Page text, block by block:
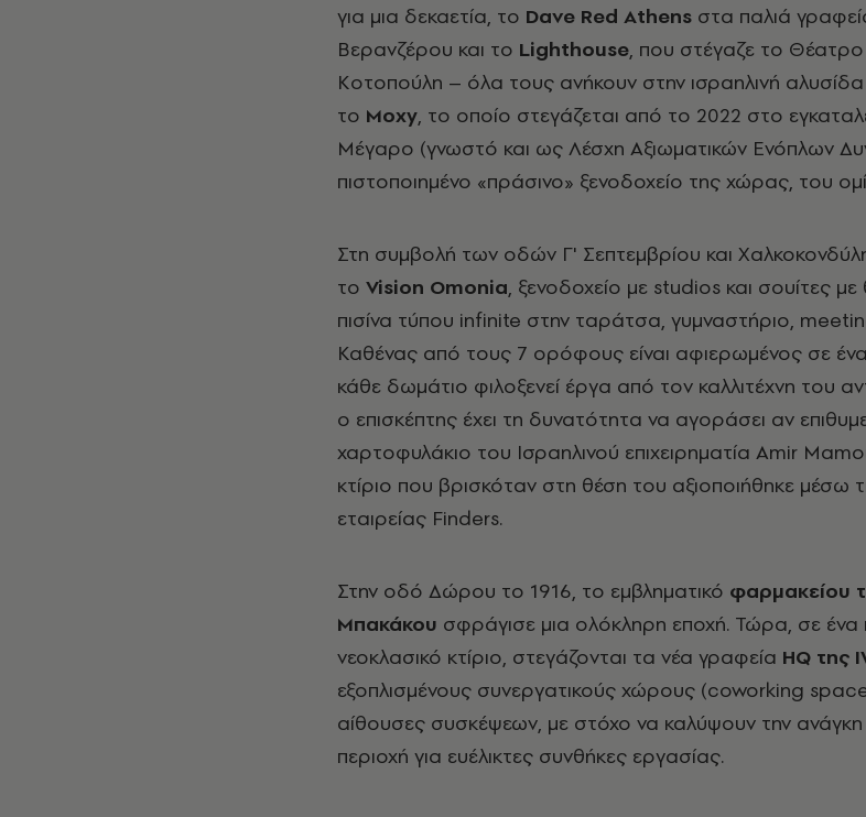
για μια δεκαετία, το Dave Red Athens στα παλιά
Βερανζέρου και το Lighthouse, που στέγαζε το
Κοτοπούλη – όλα τους ανήκουν στην ισραηλινή
το Moxy, το οποίο στεγάζεται από το 2022 στο
Μέγαρο (γνωστό και ως Λέσχη Αξιωματικών Ενόπλων
πιστοποιημένο «πράσινο» ξενοδοχείο της χώρας, του
Στη συμβολή των οδών Γ' Σεπτεμβρίου και
το Vision Omonia, ξενοδοχείο με studios και σουίτες
πισίνα τύπου infinite στην ταράτσα, γυμναστήριο,
Καθένας από τους 7 ορόφους είναι αφιερωμένος σε
κάθε δωμάτιο φιλοξενεί έργα από τον καλλιτέχνη του
ο επισκέπτης έχει τη δυνατότητα να αγοράσει αν
χαρτοφυλάκιο του Ισραηλινού επιχειρηματία Amir
κτίριο που βρισκόταν στη θέση του αξιοποιήθηκε μέσω
εταιρείας Finders.
Στην οδό Δώρου το 1916, το εμβληματικό φαρμακείου
Μπακάκου σφράγισε μια ολόκληρη εποχή. Τώρα, σε ένα
νεοκλασικό κτίριο, στεγάζονται τα νέα γραφεία HQ της
εξοπλισμένους συνεργατικούς χώρους (coworking
αίθουσες συσκέψεων, με στόχο να καλύψουν την ανάγκη
περιοχή για ευέλικτες συνθήκες εργασίας.